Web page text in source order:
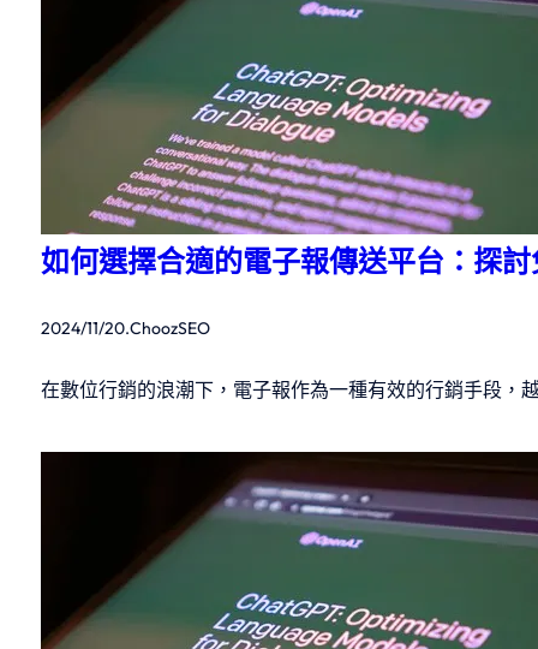
如何選擇合適的電子報傳送平台：探
2024/11/20.ChoozSEO
在數位行銷的浪潮下，電子報作為一種有效的行銷手段